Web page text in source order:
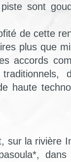
sont
de cette
plus que
accords
haute
sur la rivière